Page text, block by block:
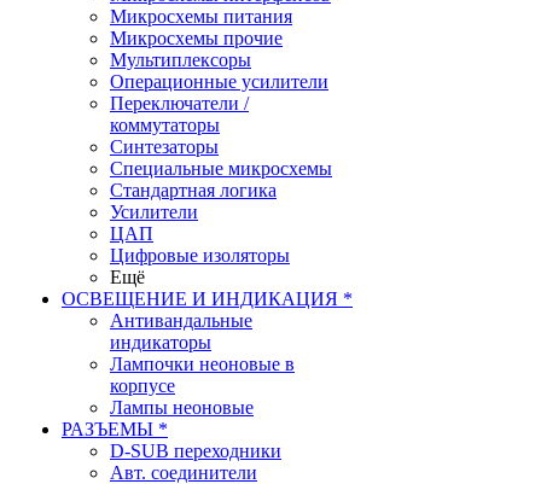
Микросхемы питания
Микросхемы прочие
Мультиплексоры
Операционные усилители
Переключатели /
коммутаторы
Синтезаторы
Специальные микросхемы
Стандартная логика
Усилители
ЦАП
Цифровые изоляторы
Ещё
ОСВЕЩЕНИЕ И ИНДИКАЦИЯ *
Антивандальные
индикаторы
Лампочки неоновые в
корпусе
Лампы неоновые
РАЗЪЕМЫ *
D-SUB переходники
Авт. соединители